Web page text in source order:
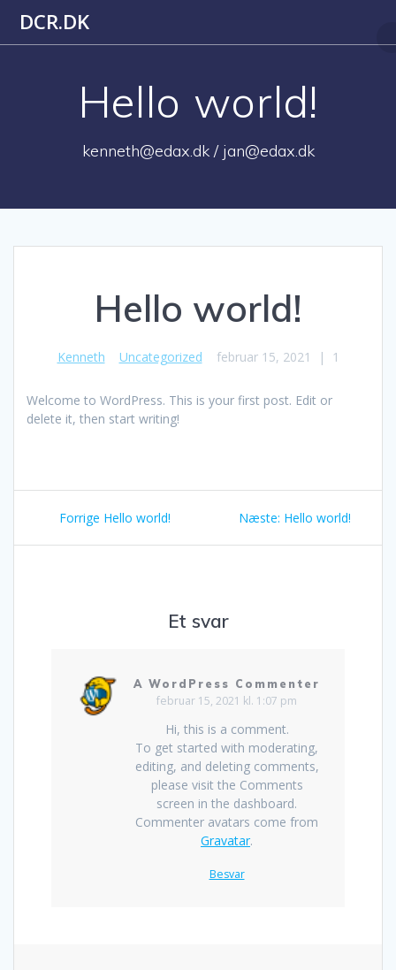
content
DCR.DK
Hello world!
kenneth@edax.dk / jan@edax.dk
Hello world!
Kenneth Uncategorized februar 15, 2021 | 1
Welcome to WordPress. This is your first post. Edit or
delete it, then start writing!
Indlægsnavigation
Forrige Forrige
Hello world! Næste: Næste
Hello world!
Et svar
A WordPress Commenter
februar 15, 2021 kl. 1:07 pm
Hi, this is a comment.
To get started with moderating,
editing, and deleting comments,
please visit the Comments
screen in the dashboard.
Commenter avatars come from
Gravatar.
Besvar